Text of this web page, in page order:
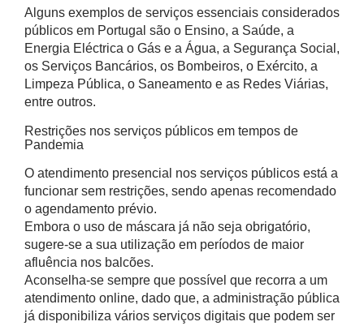
Alguns exemplos de serviços essenciais considerados
públicos em Portugal são o Ensino, a Saúde, a
Energia Eléctrica o Gás e a Água, a Segurança Social,
os Serviços Bancários, os Bombeiros, o Exército, a
Limpeza Pública, o Saneamento e as Redes Viárias,
entre outros.
Restrições nos serviços públicos em tempos de
Pandemia
O atendimento presencial nos serviços públicos está a
funcionar sem restrições, sendo apenas recomendado
o agendamento prévio.
Embora o uso de máscara já não seja obrigatório,
sugere-se a sua utilização em períodos de maior
afluência nos balcões.
Aconselha-se sempre que possível que recorra a um
atendimento online, dado que, a administração pública
já disponibiliza vários serviços digitais que podem ser